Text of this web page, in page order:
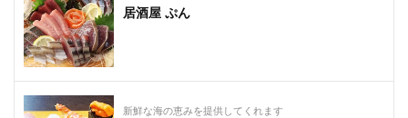
居酒屋 ぷん
新鮮な海の恵みを提供してくれます